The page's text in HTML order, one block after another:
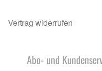
Vertrag widerrufen
Abo- und